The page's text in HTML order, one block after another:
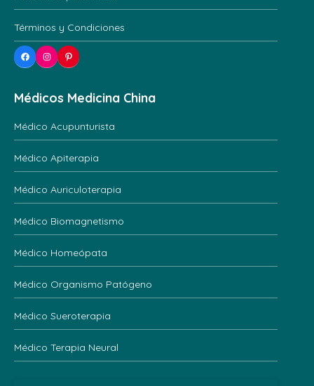
Términos y Condiciones
Facebook Instagram Pinterest
Médicos Medicina China
Médico Acupunturista
Médico Apiterapia
Médico Auriculoterapia
Médico Biomagnetismo
Médico Homeópata
Médico Organismo Patógeno
Médico Sueroterapia
Médico Terapia Neural